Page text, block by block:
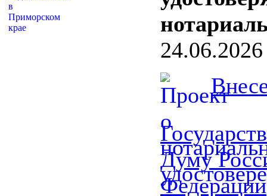
24.06.2026
Думу
Федерации